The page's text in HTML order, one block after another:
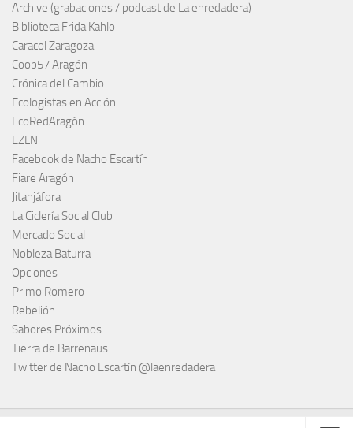
Archive (grabaciones / podcast de La enredadera)
Biblioteca Frida Kahlo
Caracol Zaragoza
Coop57 Aragón
Crónica del Cambio
Ecologistas en Acción
EcoRedAragón
EZLN
Facebook de Nacho Escartín
Fiare Aragón
Jitanjáfora
La Ciclería Social Club
Mercado Social
Nobleza Baturra
Opciones
Primo Romero
Rebelión
Sabores Próximos
Tierra de Barrenaus
Twitter de Nacho Escartín @laenredadera